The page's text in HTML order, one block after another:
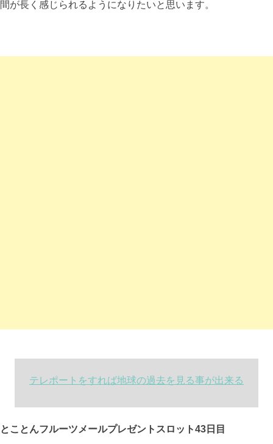
間が長く感じられるようになりたいと思います。
テレポートをすれば地球の過去を見る事が出来る
とことんフルーツメールプレゼントスロット43日目